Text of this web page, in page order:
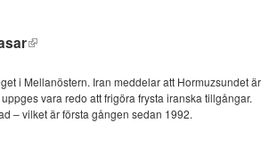
i Mellanöstern. Iran meddelar att Hormuzsundet är
vara redo att frigöra frysta iranska tillgångar.
– vilket är första gången sedan 1992.